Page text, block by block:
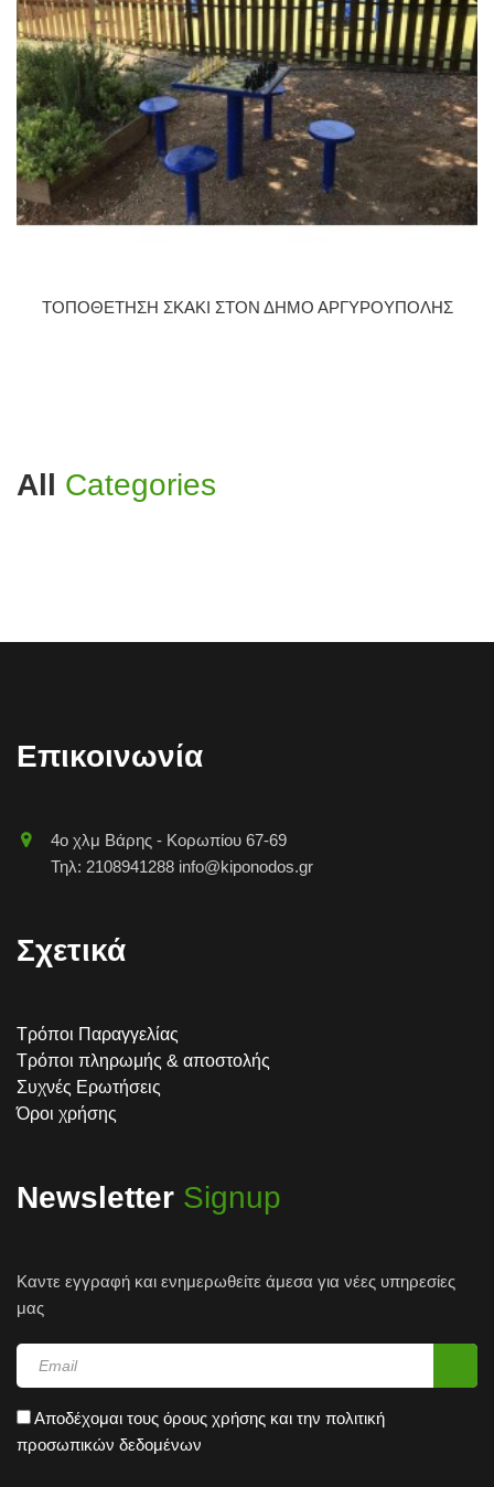
ΤΟΠΟΘΕΤΗΣΗ ΣΚΑΚΙ ΣΤΟΝ ΔΗΜΟ ΑΡΓΥΡΟΥΠΟΛΗΣ
All Categories
Επικοινωνία
4o χλμ Βάρης - Κορωπίου 67-69
Τηλ: 2108941288 info@kiponodos.gr
Σχετικά
Τρόποι Παραγγελίας
Τρόποι πληρωμής & αποστολής
Συχνές Ερωτήσεις
Όροι χρήσης
Newsletter Signup
Καντε εγγραφή και ενημερωθείτε άμεσα για νέες υπηρεσίες
μας
Αποδέχομαι τους όρους χρήσης και την πολιτική
προσωπικών δεδομένων